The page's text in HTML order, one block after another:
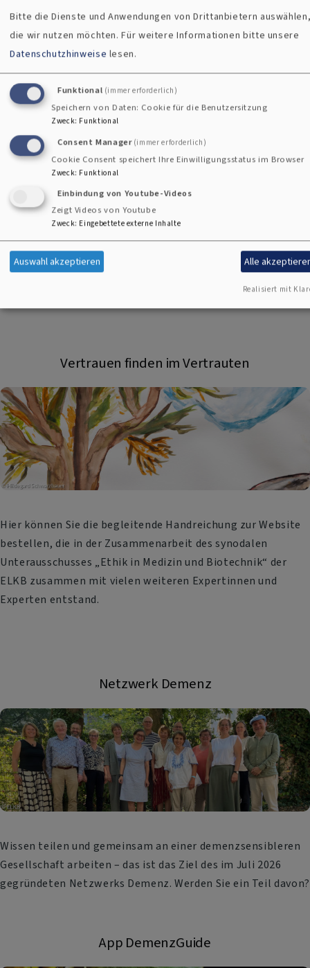
Demenz und Kunst
Zugänge aus der Kunst können helfen, das Thema Demenz
zu begreifen. Das gilt für beide Seiten: Menschen in der
Demenz, deren Erinnerungen künstlerisch Gestalt
annehmen, ebenso wie passiv Betroffene, die über das
Medium Kunst Zugang zur und besseres Verständnis der
Vertrauen finden im Vertrauten
Hier können Sie die begleitende Handreichung zur Website
bestellen, die in der Zusammenarbeit des synodalen
Unterausschusses „Ethik in Medizin und Biotechnik“ der
ELKB zusammen mit vielen weiteren Expertinnen und
Experten entstand.
Netzwerk Demenz
Wissen teilen und gemeinsam an einer demenzsensibleren
Gesellschaft arbeiten – das ist das Ziel des im Juli 2026
gegründeten Netzwerks Demenz. Werden Sie ein Teil davon?
App DemenzGuide
Bitte die Dienste und Anwendungen von Drittanbietern
die wir nutzen möchten.Für weitere Informationen bitte unsere
Datenschutzhinweise lesen.
Funktional (immer erforderlich)
Speichern von Daten: Cookie für die Benutzersitzung
Zweck: Funktional
Consent Manager (immer erforderlich)
Cookie Consent speichert Ihre Einwilligungsstatus im Browser
Zweck: Funktional
Einbindung von Youtube-Videos
Zeigt Videos von Youtube
Zweck: Eingebettete externe Inhalte
Auswahl akzeptieren Alle
Realisiert mit